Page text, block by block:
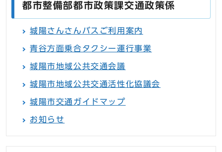
都市整備部都市政策課交通政策係
城陽さんさんバスご利用案内
青谷方面乗合タクシー運行事業
城陽市地域公共交通会議
城陽市地域公共交通活性化協議会
城陽市交通ガイドマップ
お知らせ